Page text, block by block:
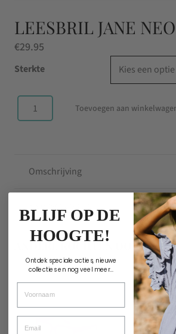
LEESBRIL JANE
€29.95
Sterkte
Leesbril
Pink
Toevoegen aan
Omschrijving
ANDERE KOCHTEN OOK
BLIJF OP DE
HOOGTE!
Ontdek speciale acties, nieuwe
collecties en nog veel meer...
Voornaam
Email